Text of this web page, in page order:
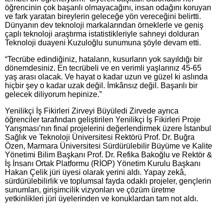
öğrencinin çok başarılı olmayacağını, insan odağını koruyan
ve fark yaratan bireylerin geleceğe yön vereceğini belirtti.
Dünyanın dev teknoloji markalarından örneklerle ve geniş
çaplı teknoloji araştırma istatistikleriyle sahneyi dolduran
Teknoloji duayeni Kuzuloğlu sunumuna şöyle devam etti.
“Tecrübe edindiğiniz, hataların, kusurların yok sayıldığı bir
dönemdesiniz. En tecrübeli ve en verimli yaşlarınız 45-65
yaş arası olacak. Ve hayat o kadar uzun ve güzel ki aslında
hiçbir şey o kadar uzak değil. İmkânsız değil. Başarılı bir
gelecek diliyorum hepinize.”
Yenilikçi İş Fikirleri Zirveyi Büyüledi Zirvede ayrıca
öğrenciler tarafından geliştirilen Yenilikçi İş Fikirleri Proje
Yarışması’nın final projelerini değerlendirmek üzere İstanbul
Sağlık ve Teknoloji Üniversitesi Rektörü Prof. Dr. Buğra
Özen, Marmara Üniversitesi Sürdürülebilir Büyüme ve Kalite
Yönetimi Bilim Başkanı Prof. Dr. Refika Bakoğlu ve Rektör &
İş İnsanı Ortak Platformu (RİOP) Yönetim Kurulu Başkanı
Hakan Çelik jüri üyesi olarak yerini aldı. Yapay zekâ,
sürdürülebilirlik ve toplumsal fayda odaklı projeler, gençlerin
sunumları, girişimcilik vizyonları ve çözüm üretme
yetkinlikleri jüri üyelerinden ve konuklardan tam not aldı.